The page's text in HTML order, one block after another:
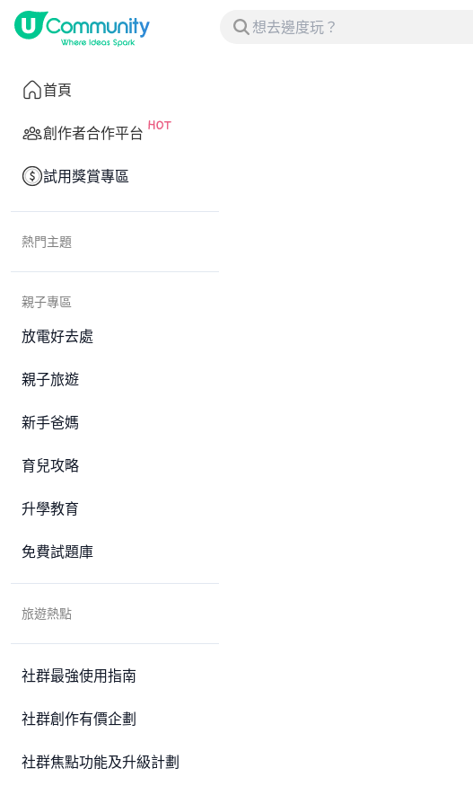
首頁
創作者合作平台
試用獎賞專區
熱門主題
親子專區
放電好去處
親子旅遊
新手爸媽
育兒攻略
升學教育
免費試題庫
旅遊熱點
社群最強使用指南
社群創作有價企劃
社群焦點功能及升級計劃